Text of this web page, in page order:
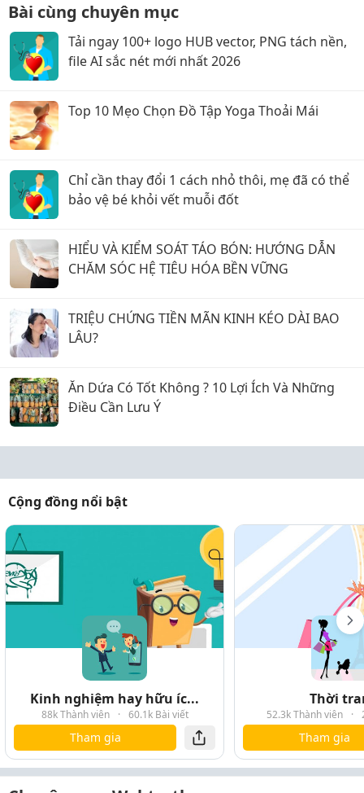
Bài cùng chuyên mục
Tải ngay 100+ logo HUB vector, PNG tách nền,
file AI sắc nét mới nhất 2026
Top 10 Mẹo Chọn Đồ Tập Yoga Thoải Mái
Chỉ cần thay đổi 1 cách nhỏ thôi, mẹ đã có thể
bảo vệ bé khỏi vết muỗi đốt
HIỂU VÀ KIỂM SOÁT TÁO BÓN: HƯỚNG DẪN
CHĂM SÓC HỆ TIÊU HÓA BỀN VỮNG
TRIỆU CHỨNG TIỀN MÃN KINH KÉO DÀI BAO
LÂU?
Ăn Dứa Có Tốt Không ? 10 Lợi Ích Và Những
Điều Cần Lưu Ý
Cộng đồng nổi bật
Kinh nghiệm hay hữu íc...
88k Thành viên · 60.1k Bài viết
Tham gia
Thời
52.3k Thành viên ·
Tham gia